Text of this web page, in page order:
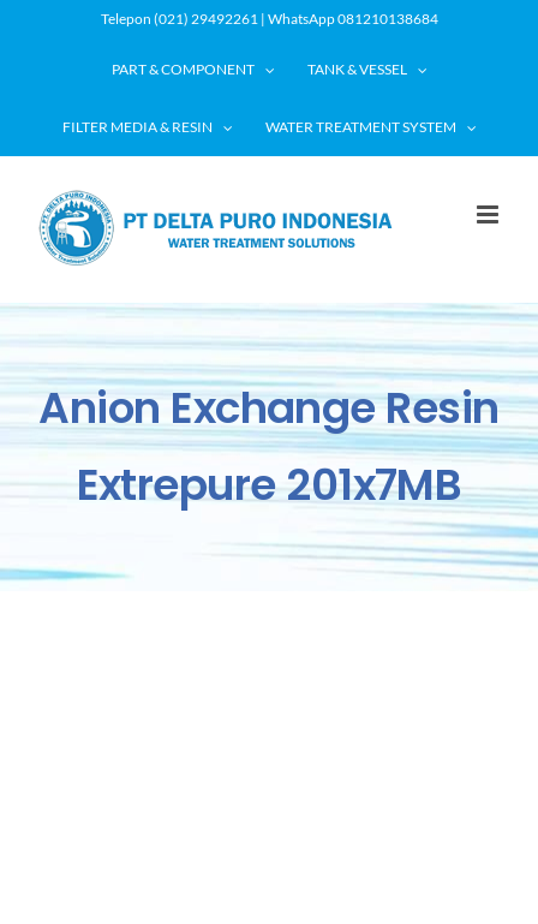
Telepon (021) 29492261 | WhatsApp 081210138684
PART & COMPONENT TANK & VESSEL
FILTER MEDIA & RESIN WATER TREATMENT SYSTEM
Anion Exchange Resin
Extrepure 201x7MB